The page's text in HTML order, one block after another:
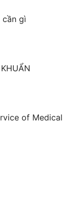
cần gì
of Medical